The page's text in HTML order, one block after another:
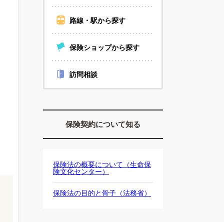
路線・駅から探す
保険ショップから探す
訪問相談
保険契約について知る
保険法の概要について（生命保
険文化センター）
保険法の目的と骨子（法務省）